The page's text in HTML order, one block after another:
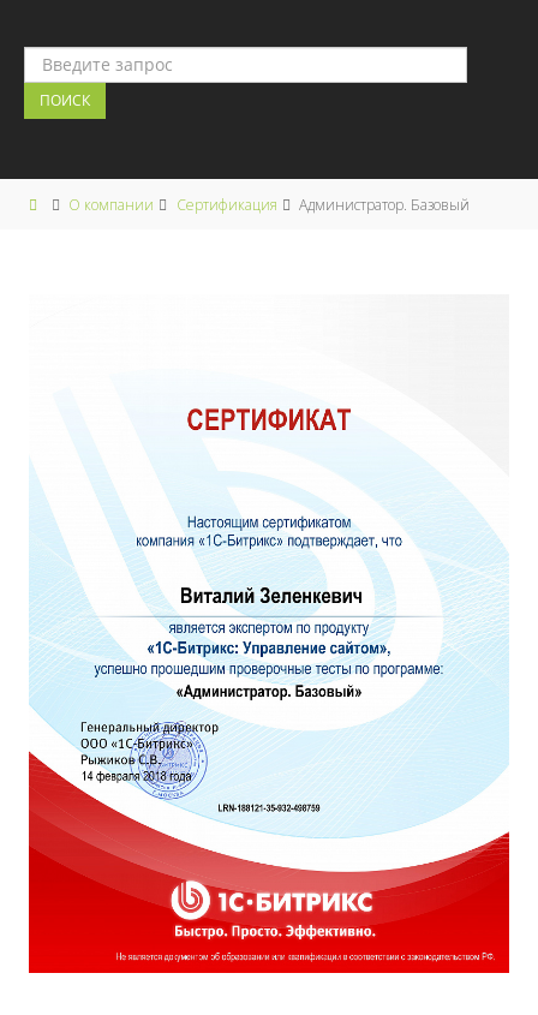
О компании Сертификация Администратор. Базовый